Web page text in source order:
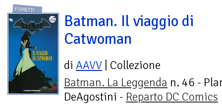
FUMETTI
Batman. Il viaggio di
Catwoman
di AAVV | Collezione
Batman. La Leggenda n. 46 -
DeAgostini - Reparto DC Comics